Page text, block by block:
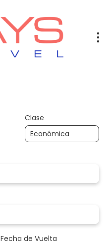
Clase
Fecha de Vuelta